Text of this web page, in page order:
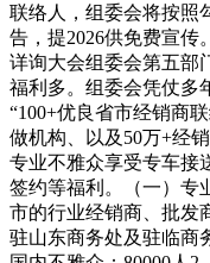
联络人，组委会将按照
告，提2026供免费宣传
详询大会组委会第五部
福利多。组委会凭仗多
“100+优良省市经销商
做机构、以及50万+经
专业不雅众享受专车接
签约等福利。（一）专
市的行业经销商、批发
驻山东商务处及驻临商